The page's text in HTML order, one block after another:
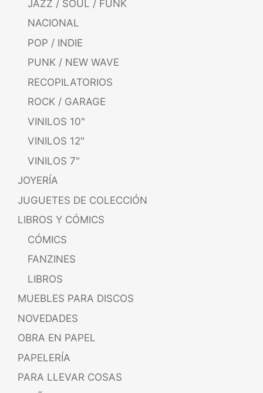
JAZZ / SOUL / FUNK
NACIONAL
POP / INDIE
PUNK / NEW WAVE
RECOPILATORIOS
ROCK / GARAGE
VINILOS 10"
VINILOS 12"
VINILOS 7"
JOYERÍA
JUGUETES DE COLECCIÓN
LIBROS Y CÓMICS
CÓMICS
FANZINES
LIBROS
MUEBLES PARA DISCOS
NOVEDADES
OBRA EN PAPEL
PAPELERÍA
PARA LLEVAR COSAS